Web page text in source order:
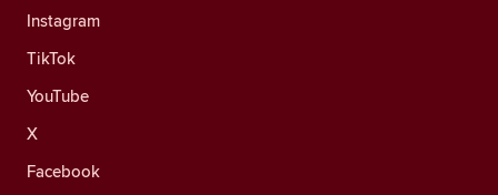
Instagram
TikTok
YouTube
X
Facebook